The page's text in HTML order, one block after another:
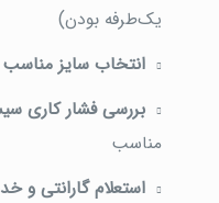
یک‌طرفه بودن)
انتخاب سایز مناسب
بررسی فشار کاری
مناسب
استعلام گارانتی